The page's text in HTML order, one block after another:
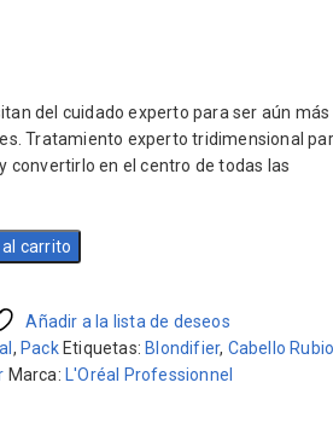
del cuidado experto para ser aún más
Tratamiento experto tridimensional
convertirlo en el centro de todas las
carrito
Añadir a la lista de deseos
, Pack Etiquetas: Blondifier, Cabello
Marca: L'Oréal Professionnel